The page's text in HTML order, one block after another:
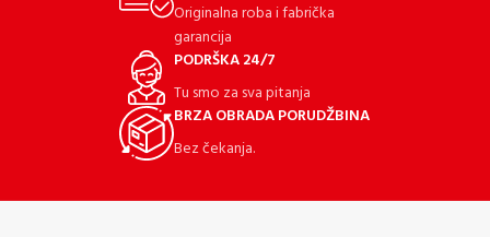
Originalna roba i fabrička
garancija
PODRŠKA 24/7
Tu smo za sva pitanja
BRZA OBRADA PORUDŽBINA
Bez čekanja.